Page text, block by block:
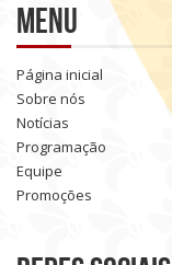
Menu
Página inicial
Sobre nós
Notícias
Programação
Equipe
Promoções